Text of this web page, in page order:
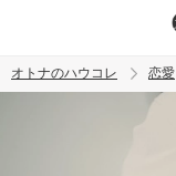
オトナのハウコレ 恋愛